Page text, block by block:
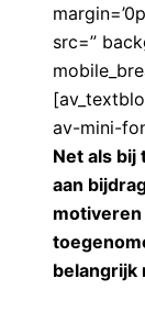
src=”
av-mini-
Net als bij
aan
motiveren
belangrijk